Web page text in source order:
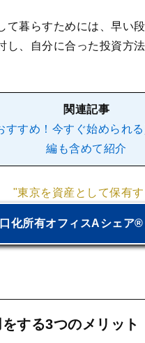
て暮らすためには、早い
し、自分に合った投資方
関連記事
すすめ！今すぐ始められ
編も含めて紹介
"東京を資産として保有
化所有オフィスAシェア®
する3つのメリット